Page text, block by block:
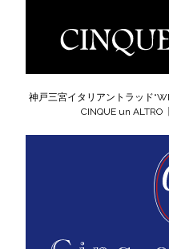
神戸三宮イタリアントラッド
CINQUE un ALTRO